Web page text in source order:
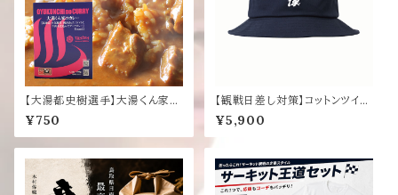
【大湯都史樹選手】大湯くん家の
カレー Round.１
¥750
【観戦日差し対策】コットンツイ
ル バケットハット
¥5,900